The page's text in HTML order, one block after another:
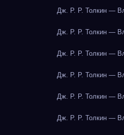
Дж. Р. Р. Толкин —
Дж. Р. Р. Толкин —
Дж. Р. Р. Толкин —
Дж. Р. Р. Толкин —
Дж. Р. Р. Толкин —
Дж. Р. Р. Толкин —